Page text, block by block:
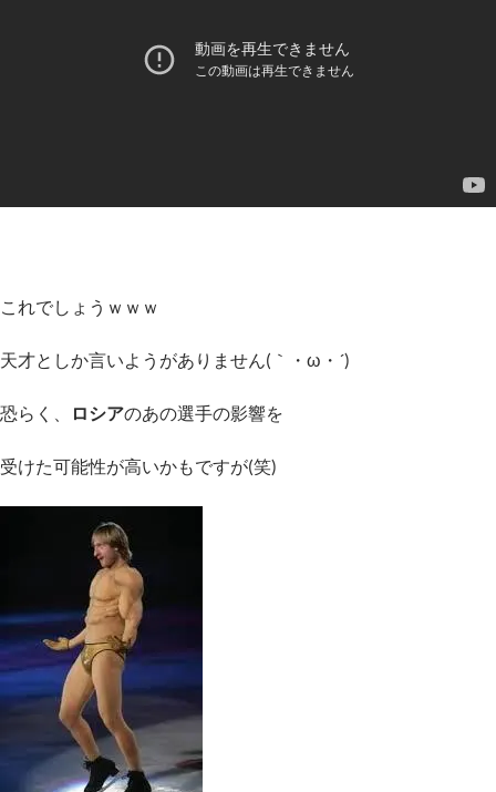
これでしょうｗｗｗ
天才としか言いようがありません(｀・ω・´)ゞ
恐らく、 ロシアのあの選手の影響を
受けた可能性が高いかもですが(笑)